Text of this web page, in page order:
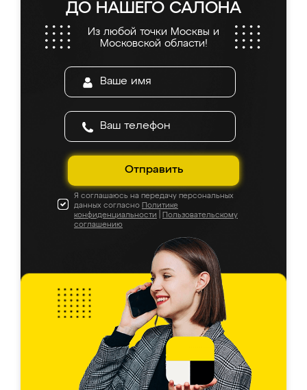
ДО НАШЕГО САЛОНА
Из любой точки Москвы и
Московской области!
Отправить
Я соглашаюсь на передачу персональных
данных согласно Политике
конфиденциальности
Пользовательскому
соглашению